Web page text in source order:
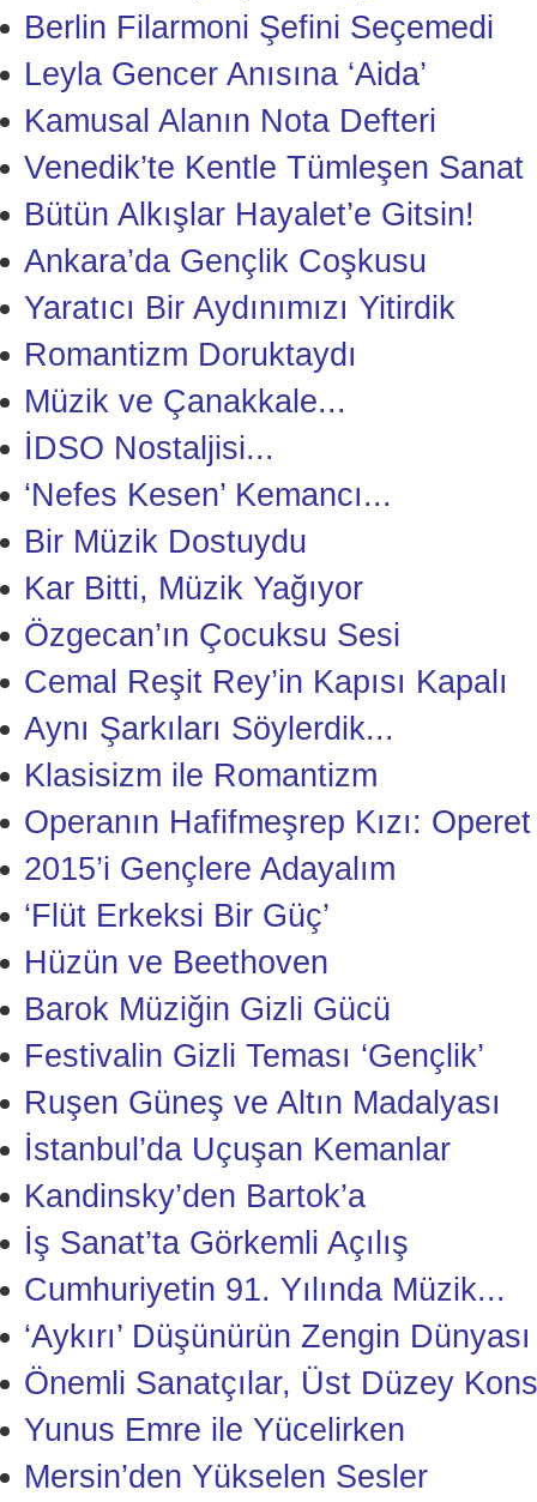
Berlin Filarmoni Şefini Seçemedi
Leyla Gencer Anısına ‘Aida’
Kamusal Alanın Nota Defteri
Venedik’te Kentle Tümleşen Sanat
Bütün Alkışlar Hayalet’e Gitsin!
Ankara’da Gençlik Coşkusu
Yaratıcı Bir Aydınımızı Yitirdik
Romantizm Doruktaydı
Müzik ve Çanakkale...
İDSO Nostaljisi...
‘Nefes Kesen’ Kemancı...
Bir Müzik Dostuydu
Kar Bitti, Müzik Yağıyor
Özgecan’ın Çocuksu Sesi
Cemal Reşit Rey’in Kapısı Kapalı
Aynı Şarkıları Söylerdik...
Klasisizm ile Romantizm
Operanın Hafifmeşrep Kızı: Operet
2015’i Gençlere Adayalım
‘Flüt Erkeksi Bir Güç’
Hüzün ve Beethoven
Barok Müziğin Gizli Gücü
Festivalin Gizli Teması ‘Gençlik’
Ruşen Güneş ve Altın Madalyası
İstanbul’da Uçuşan Kemanlar
Kandinsky’den Bartok’a
İş Sanat’ta Görkemli Açılış
Cumhuriyetin 91. Yılında Müzik...
‘Aykırı’ Düşünürün Zengin Dünyası
Önemli Sanatçılar, Üst Düzey
Yunus Emre ile Yücelirken
Mersin’den Yükselen Sesler